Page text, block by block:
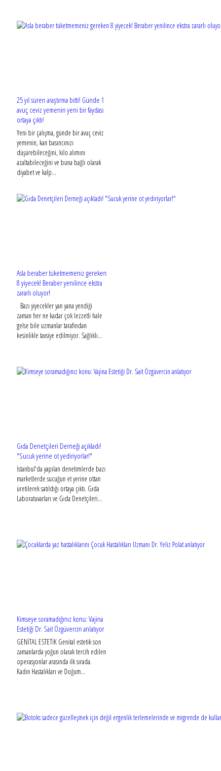
25 yıl süren araştırma bitti! Günde 1
avuç ceviz yemenin yeni bir faydası
ortaya çıktı!
Yeni bir çalışma, günde bir avuç ceviz
yemenin, kan basıncınızı
düşürebileceğini, kilo alımını
azaltabileceğini ve buna bağlı olarak
diyabet ve kalp...
Asla beraber tüketmemeniz gereken
8 yiyecek! Beraber yenilince ekstra
zararlı oluyor!
Bazı yiyecekler yan yana yendiği
zaman her ne kadar çok lezzetli hale
gelse bile uzmanlar tarafından
kesinlikle tavsiye edilmiyor. Sağlıklı...
Gıda Denetçileri Derneği açıkladı!
"Sucuk yerine ot yediriyorlar!"
İstanbul'da yapılan denetimlerde bazı
marketlerde sucuğun et yerine ottan
üretilerek satıldığı ortaya çıktı. Gıda
Laboratuvarları ve Gıda Denetçileri...
Kimseye soramadığınız konu: Vajina
Estetiği Dr. Sait Özgüvercin anlatıyor
GENİTAL ESTETİK Genital estetik son
zamanlarda yoğun olarak tercih edilen
operasyonlar arasında ilk sırada.
Kadın Hastalıkları ve Doğum...